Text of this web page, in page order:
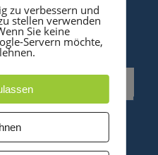
zu verbessern und
stellen verwenden
Sie keine
Servern möchte,